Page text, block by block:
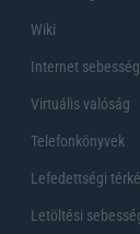
Wiki
Internet
Virtuális valóság
Telefonkönyvek
Lefedettségi
Letöltési